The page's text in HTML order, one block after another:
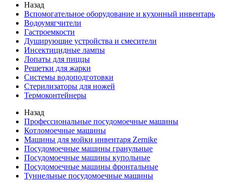
Назад
Вспомогательное оборудование и кухонный инвентарь
Водоумягчители
Гастроемкости
Душирующие устройства и смесители
Инсектицидные лампы
Лопаты для пиццы
Решетки для жарки
Системы водоподготовки
Стерилизаторы для ножей
Термоконтейнеры
Назад
Профессиональные посудомоечные машины
Котломоечные машины
Машины для мойки инвентаря Zernike
Посудомоечные машины гранульные
Посудомоечные машины купольные
Посудомоечные машины фронтальные
Туннельные посудомоечные машины